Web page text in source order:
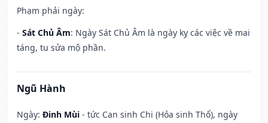
Phạm phải ngày:
- Sát Chủ Âm: Ngày Sát Chủ Âm là ngày kỵ các việc về mai
táng, tu sửa mộ phần.
Ngũ Hành
Ngày: Đinh Mùi - tức Can sinh Chi (Hỏa sinh Thổ), ngày